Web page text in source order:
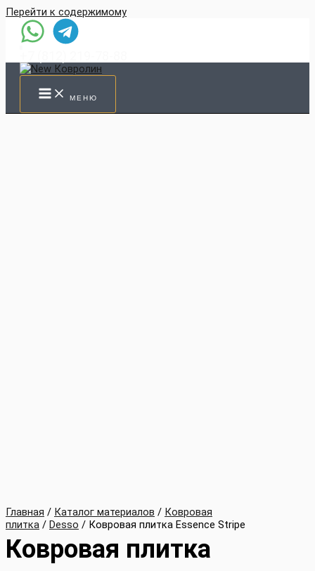
Перейти к содержимому
МЕНЮ
Главная / Каталог материалов / Ковровая
плитка / Desso / Ковровая плитка Essence Stripe
Ковровая плитка